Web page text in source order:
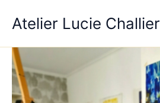
Atelier Lucie Challier